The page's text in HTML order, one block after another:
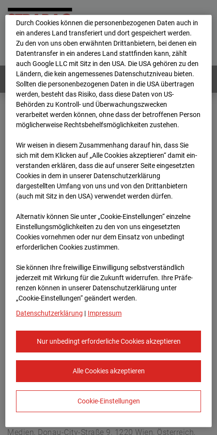
Home E-Mail Impressum
Login
Deutsch / English
Webcams: Alle Länder
Home
Deutschland
BC-114 BV-Ausbau Bonatzbau -Cam2
Archiv
2026
07 08 12:00
BC-114 BV-Ausbau
Bonatzbau -Cam2
Arnulf Klett Platz, 70173 Stuttgart
Zur Übersicht
Europe/Berlin
Medien, Donau-City-Straße 9, 1220 Wien, Österreich,
Durch Cookies können die personenbezogenen Daten auch in
ein anderes Land transferiert und dort gespeichert werden.
Zu den von uns oben erwähnten Drittanbietern, bei denen ein
Datentransfer in ein anderes Land stattfinden kann, zählt
auch Google LLC mit Sitz in den USA. Die USA gehören zu den
Ländern, die kein angemessenes Datenschutzniveau bieten.
Sollten die personenbezogenen Daten in die USA übertragen
werden, besteht das Risiko, dass diese Daten von US-
Behörden zu Kontroll- und Überwachungszwecken
verarbeitet werden können, ohne dass der betroffenen Person
möglicherweise Rechtsbehelfsmöglichkeiten zustehen.
Wir weisen in diesem Zusammenhang darauf hin, dass Sie
sich mit dem Klicken auf „Alle Cookies akzeptieren“ damit ein­
ver­standen erklären, dass die auf unserer Seite eingesetzten
Cookies in dem in unserer Datenschutzerklärung
dargestellten Umfang von uns und von den Drittanbietern
(auch mit Sitz in den USA) verwendet werden dürfen.
Alternativ können Sie unter „Cookie-Einstellungen“ einzelne
Einstellungsmöglichkeiten zu den von uns eingesetzten
Cookies vornehmen oder nur dem Einsatz von unbedingt
erforderlichen Cookies zustimmen.
Sie können Ihre freiwillige Einwilligung selbstverständlich
jederzeit mit Wirkung für die Zukunft widerrufen. Ihre Prä­fe­
renzen können in unserer Datenschutzerklärung unter
„Cookie-Einstellungen“ geändert werden.
Datenschutzerklärung | Impressum
Nur unbedingt erforderliche Cookies akzeptieren
Alle Cookies akzeptieren
Cookie-Einstellungen